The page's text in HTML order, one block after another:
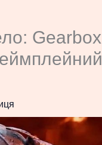
Gearbox